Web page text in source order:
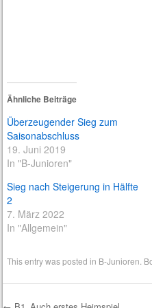
Ähnliche Beiträge
Überzeugender Sieg zum
Saisonabschluss
19. Juni 2019
In "B-Junioren"
Sieg nach Steigerung in Hälfte
2
7. März 2022
In "Allgemein"
This entry was posted in B-Junioren .